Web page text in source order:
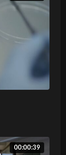
00:00:39